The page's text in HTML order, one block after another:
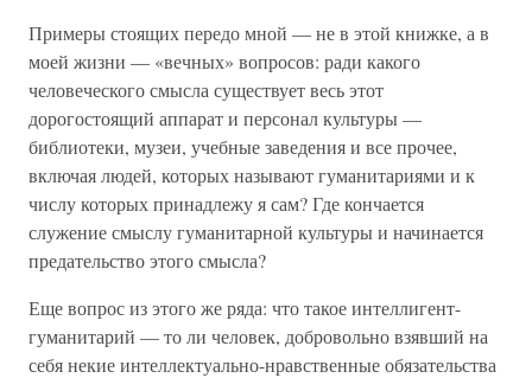
Примеры стоящих передо мной — не в этой книжке, а в
моей жизни — «вечных» вопросов: ради какого
человеческого смысла существует весь этот
дорогостоящий аппарат и персонал культуры —
библиотеки, музеи, учебные заведения и все прочее,
включая людей, которых называют гуманитариями и к
числу которых принадлежу я сам? Где кончается
служение смыслу гуманитарной культуры и начинается
предательство этого смысла?
Еще вопрос из этого же ряда: что такое интеллигент-
гуманитарий — то ли человек, добровольно взявший на
себя некие интеллектуально-нравственные обязательства